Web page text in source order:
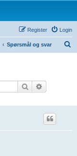
Login
Register
Spørsmål og svar
Search